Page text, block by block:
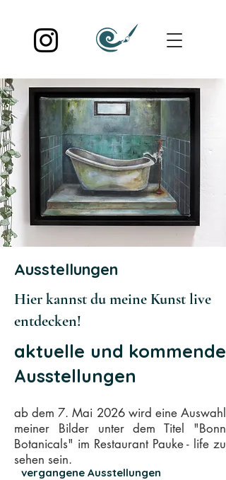
Ausstellungen
Hier kannst du meine Kunst live
entdecken!
aktuelle und kommende
Ausstellungen
​ab dem 7. Mai 2026 wird eine Auswahl
meiner Bilder unter dem Titel "Bonn
Botanicals" im Restaurant Pauke - life zu
sehen sein.
vergangene Ausstellungen